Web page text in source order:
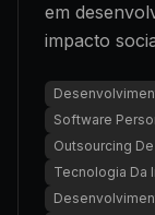
em
impacto
Software
Outsourcing
Tecnologia Da